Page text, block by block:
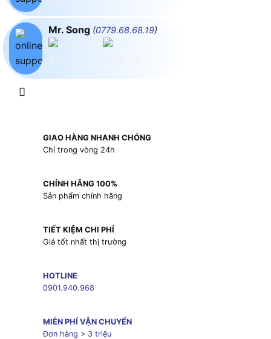
Mr. Song (0779.68.68.19)
GIAO HÀNG NHANH CHÓNG
Chỉ trong vòng 24h
CHÍNH HÃNG 100%
Sản phẩm chính hãng
TIẾT KIỆM CHI PHÍ
Giá tốt nhất thị trường
HOTLINE
0901.940.968
MIỄN PHÍ VẬN CHUYỂN
Đơn hàng > 3 triệu